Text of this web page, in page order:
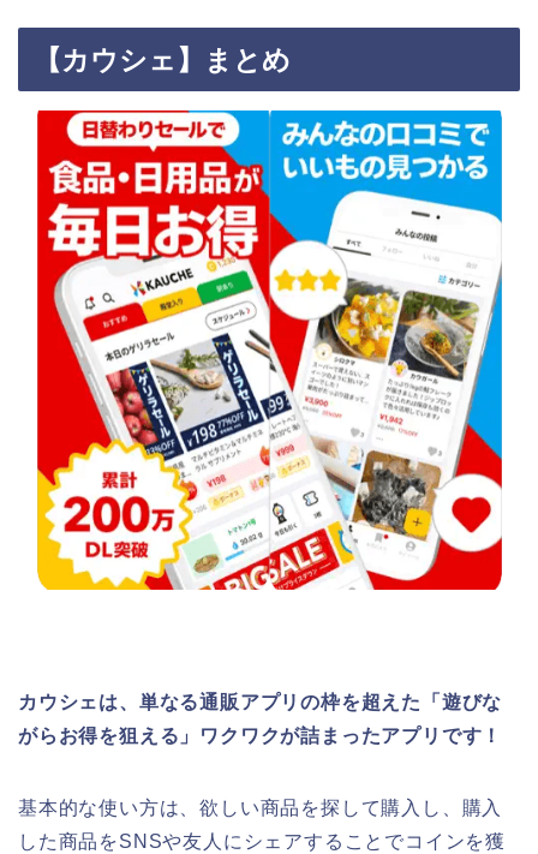
【カウシェ】まとめ
カウシェは、単なる通販アプリの枠を超えた「遊びな
がらお得を狙える」ワクワクが詰まったアプリです！
基本的な使い方は、欲しい商品を探して購入し、購入
した商品をSNSや友人にシェアすることでコインを獲